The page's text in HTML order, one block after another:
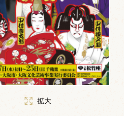
拡大